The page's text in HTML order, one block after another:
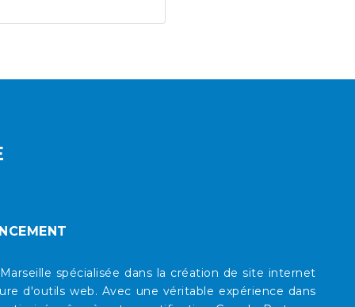
spécialisée dans la création de site internet
d'outils web. Avec une véritable expérience dans